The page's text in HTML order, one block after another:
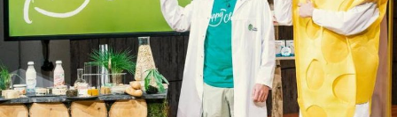
READ MORE